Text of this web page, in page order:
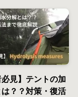
必見】テントの加
？？対策・復活